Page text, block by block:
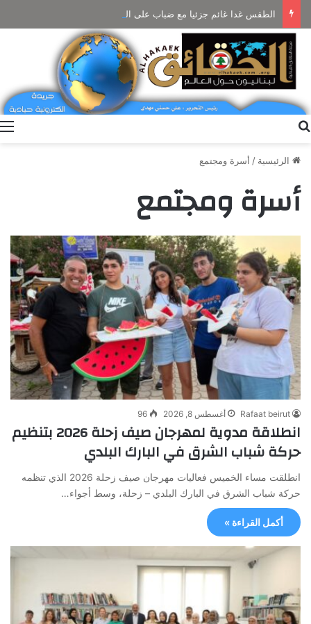
الرئيسية / أسرة ومجتمع
أسرة ومجتمع
Rafaat beirut أغسطس 8, 2026 96
انطلاقة مدوية لمهرجان صيف زحلة 2026 بتنظيم
حركة شباب الشرق في البارك البلدي
انطلقت مساء الخميس فعاليات مهرجان صيف زحلة 2026 الذي تنظمه
حركة شباب الشرق في البارك البلدي – زحلة، وسط أجواء…
أكمل القراءة »